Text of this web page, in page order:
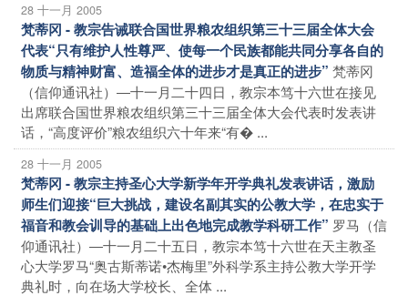
28 十一月 2005
梵蒂冈 - 教宗告诫联合国世界粮农组织第三十三届全体大会
代表“只有维护人性尊严、使每一个民族都能共同分享各自的
物质与精神财富、造福全体的进步才是真正的进步” 梵蒂冈
（信仰通讯社）―十一月二十四日，教宗本笃十六世在接见
出席联合国世界粮农组织第三十三届全体大会代表时发表讲
话，“高度评价”粮农组织六十年来“有� ...
28 十一月 2005
梵蒂冈 - 教宗主持圣心大学新学年开学典礼发表讲话，激励
师生们迎接“巨大挑战，建设名副其实的公教大学，在忠实于
福音和教会训导的基础上出色地完成教学科研工作” 罗马（信
仰通讯社）―十一月二十五日，教宗本笃十六世在天主教圣
心大学罗马“奥古斯蒂诺•杰梅里”外科学系主持公教大学开学
典礼时，向在场大学校长、全体 ...